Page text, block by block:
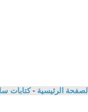
الصفحة الرئيسية -كتابات